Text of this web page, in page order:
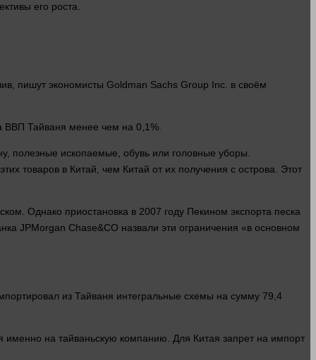
его роста.
пишут экономисты Goldman Sachs Group Inc. в своём
ВВП Тайваня менее чем на 0,1%.
полезные ископаемые, обувь или головные уборы.
товаров в Китай, чем Китай от их получения с острова. Этот
Однако приостановка в 2007 году Пекином экспорта песка
JPMorgan Chase&CO назвали эти ограничения «в основном
из Тайваня интегральные схемы на сумму 79,4
именно на тайваньскую компанию. Для Китая запрет на импорт